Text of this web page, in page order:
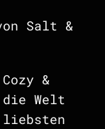
Salt &
&
Welt
liebsten